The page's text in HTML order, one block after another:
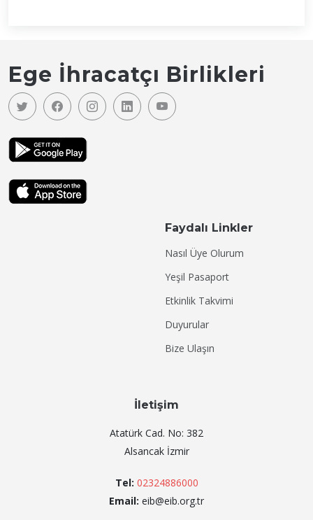
Ege İhracatçı Birlikleri
Faydalı Linkler
Nasıl Üye Olurum
Yeşil Pasaport
Etkinlik Takvimi
Duyurular
Bize Ulaşın
İletişim
Atatürk Cad. No: 382
Alsancak İzmir
Tel: 02324886000
Email: eib@eib.org.tr